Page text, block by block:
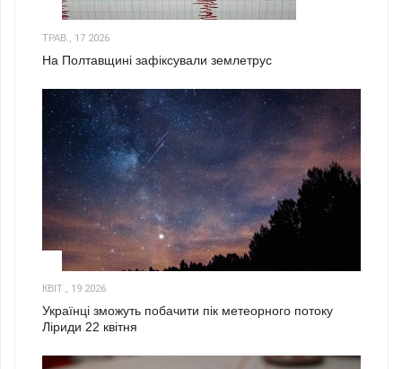
ТРАВ., 17 2026
На Полтавщині зафіксували землетрус
КВІТ., 19 2026
Українці зможуть побачити пік метеорного потоку
Ліриди 22 квітня